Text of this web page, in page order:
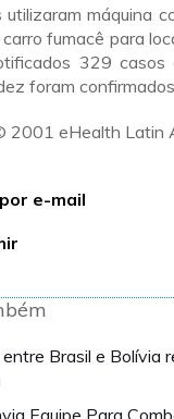
máquina
fumacê para
329 casos
foram
2001 eHealth Latin
e-mail
Brasil e Bolívia
Equipe Para